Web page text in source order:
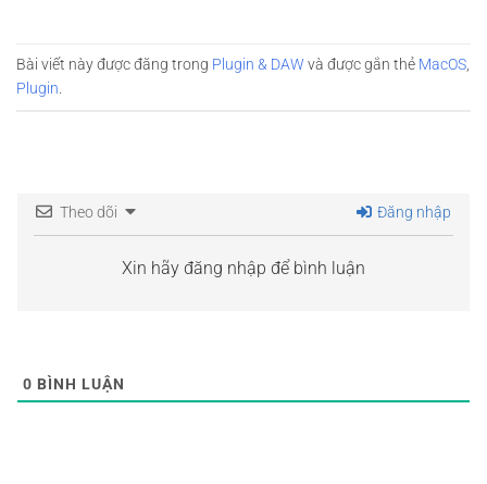
Bài viết này được đăng trong Plugin & DAW và được gắn thẻ MacOS,
Plugin.
Theo dõi Đăng nhập
Xin hãy đăng nhập để bình luận
0 BÌNH LUẬN